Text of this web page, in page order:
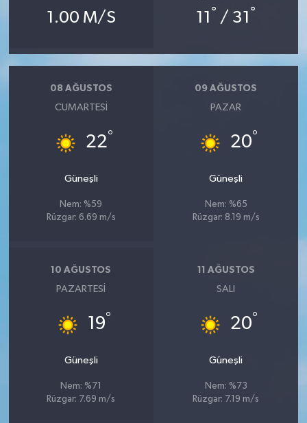
1.00 M/S 11 ° / 31 °
08 AĞUSTOS
CUMARTESI
22°
Güneşli
Nem: %59
Rüzgar: 6.69 m/s
09 AĞUSTOS
PAZAR
20°
Güneşli
Nem: %65
Rüzgar: 8.19 m/s
10 AĞUSTOS
PAZARTESI
19°
Güneşli
Nem: %71
Rüzgar: 7.69 m/s
11 AĞUSTOS
SALI
20°
Güneşli
Nem: %73
Rüzgar: 7.19 m/s